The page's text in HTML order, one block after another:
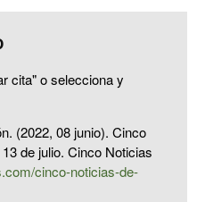
cita" o selecciona y
(2022, 08 junio). Cinco
de julio. Cinco Noticias
cinco-noticias-de-